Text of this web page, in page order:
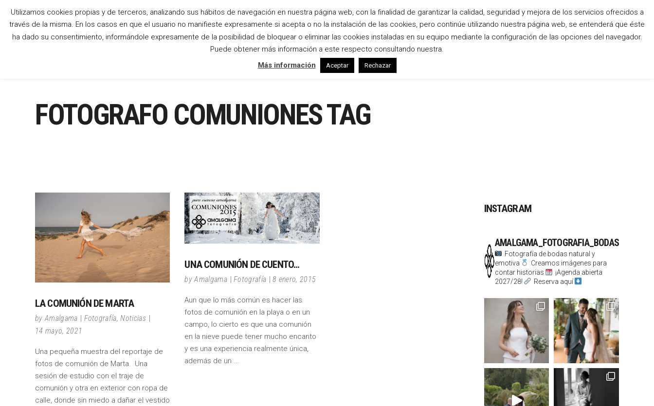
Inicio Bodas Estudio Empresas Conócenos Blog Contacto
FOTOGRAFO COMUNIONES TAG
LA COMUNIÓN DE MARTA
byAmalgama Fotografía,Noticias
14 mayo, 2021
Una pequeña muestra del reportaje de
fotos de comunión de Marta. Una
sesión de estudio con el traje de
comunión y otra en exterior con ropa de
calle, donde sin miedo a dañar el vestido
UNA COMUNIÓN DE CUENTO…
byAmalgama Fotografía 8 enero, 2015
Aun que lo más común es hacer las
fotos de comunión en la playa o en un
campo, lo cierto es que una comunión
en la nieve puede tener mucho encanto
y es una experiencia realmente única,
además de un
INSTAGRAM
AMALGAMA_FOTOGRAFIA_BODAS
Fotografía de bodas natural y
emotiva
Creamos imágenes para
contar historias
¡Agenda abierta
2027/28!
Reserva aquí
Utilizamos cookies propias y de terceros, analizando sus hábitos de navegación en nuestra página web, con la finalidad de garantizar la calidad, seguridad y mejora de los servicios ofrecidos a
través de la misma. En los casos en que el usuario no manifieste expresamente si acepta o no la instalación de las cookies, pero continúe utilizando nuestra página web, se entenderá que éste
ha dado su consentimiento, informándole expresamente de la posibilidad de bloquear o eliminar las cookies instaladas en su equipo mediante la configuración de las opciones del navegador.
Puede obtener más información a este respecto consultando nuestra.
Más información
Aceptar Rechazar